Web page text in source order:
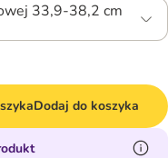
33,9-38,2 cm
Dodaj do koszyka